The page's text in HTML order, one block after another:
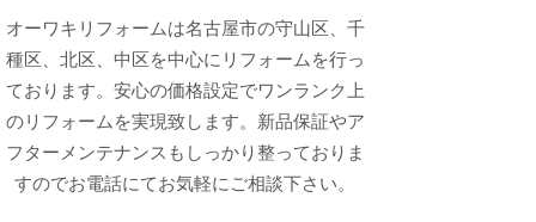
オーワキリフォームは名古屋市の守山区、千
種区、北区、中区を中心にリフォームを行っ
ております。安心の価格設定でワンランク上
のリフォームを実現致します。新品保証やア
フターメンテナンスもしっかり整っておりま
すのでお電話にてお気軽にご相談下さい。